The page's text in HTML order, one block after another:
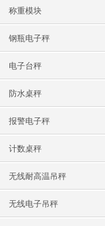
称重模块
钢瓶电子秤
电子台秤
防水桌秤
报警电子秤
计数桌秤
无线耐高温吊秤
无线电子吊秤